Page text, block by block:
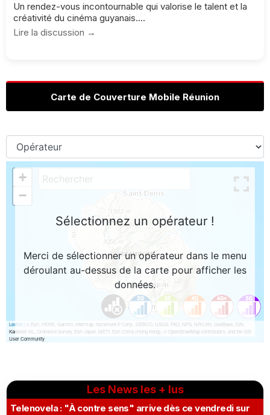
Un rendez-vous incontournable qui valorise le talent et la
créativité du cinéma guyanais....
Lire la discussion →
Carte de Couverture Mobile Réunion
Les News les + lus
Telenovela : "À contre sens" arrive dès ce vendredi sur